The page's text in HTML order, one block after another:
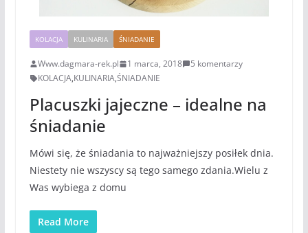
KOLACJA KULINARIA ŚNIADANIE
Www.dagmara-rek.pl 1 marca, 2018
5 komentarzy
KOLACJA,KULINARIA,ŚNIADANIE
Placuszki jajeczne – idealne na
śniadanie
Mówi się, że śniadania to najważniejszy posiłek dnia.
Niestety nie wszyscy są tego samego zdania.Wielu z
Was wybiega z domu
Read More